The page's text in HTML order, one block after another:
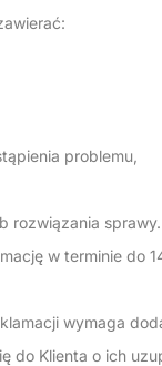
problemu,
rozwiązania sprawy.
w terminie do
wymaga
do Klienta o ich